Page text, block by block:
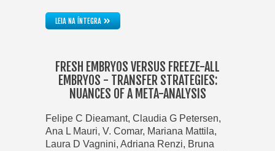
LEIA NA ÍNTEGRA»
FRESH EMBRYOS VERSUS FREEZE-ALL
EMBRYOS - TRANSFER STRATEGIES:
NUANCES OF A META-ANALYSIS
Felipe C Dieamant, Claudia G Petersen,
Ana L Mauri, V. Comar, Mariana Mattila,
Laura D Vagnini, Adriana Renzi, Bruna